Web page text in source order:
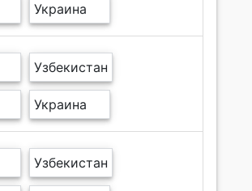
Украина
Узбекистан
Украина
Узбекистан